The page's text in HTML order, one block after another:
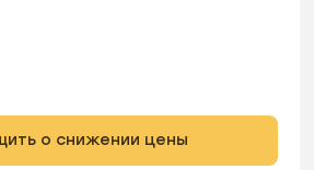
о снижении цены